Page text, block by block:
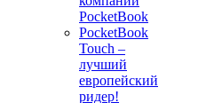
PocketBook
PocketBook
Touch –
лучший
европейский
ридер!